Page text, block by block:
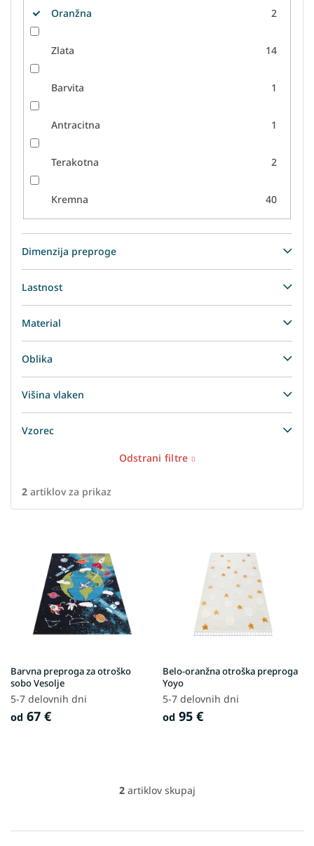
Oranžna 2
Zlata 14
Barvita 1
Antracitna 1
Terakotna 2
Kremna 40
Dimenzija preproge
Lastnost
Material
Oblika
Višina vlaken
Vzorec
Odstrani filtre
2 artiklov za prikaz
d
u
c
t
Barvna preproga za otroško
sobo Vesolje
5-7 delovnih dni
od 67 €
Belo-oranžna otroška preproga
Yoyo
5-7 delovnih dni
od 95 €
L
t
2artiklov skupaj